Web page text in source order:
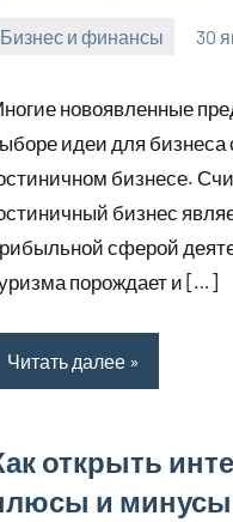
Бизнес и финансы 30
stroyotdelde
новоявленные
идеи для бизнеса
бизнесе.
бизнес
сферой
порождает и […]
Читать далее
открыть
и минусы